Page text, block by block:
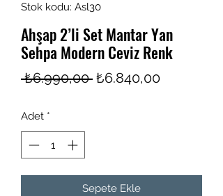
Stok kodu: Asl30
Ahşap 2’li Set Mantar Yan
Sehpa Modern Ceviz Renk
₺6.990,00 Normal
₺6.840,00İndirimli
Adet *
Sepete Ekle